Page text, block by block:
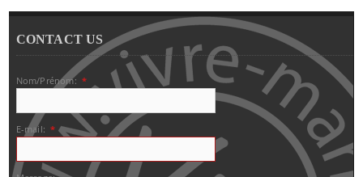
CONTACT US
Nom/Prénom: *
E-mail: *